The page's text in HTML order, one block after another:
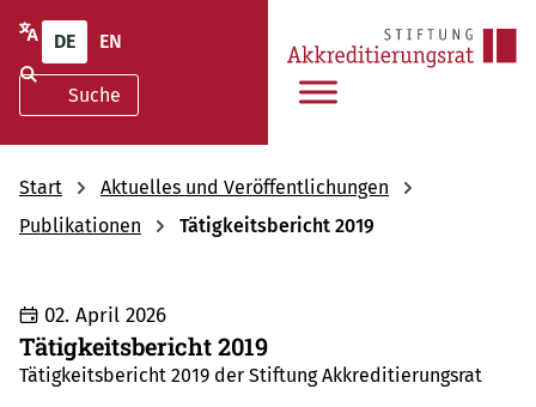
DE EN
Start
Aktuelles und Veröffentlichungen
Publikationen
Tätigkeitsbericht 2019
02. April 2026
Tätigkeitsbericht 2019
Tätigkeitsbericht 2019 der Stiftung Akkreditierungsrat